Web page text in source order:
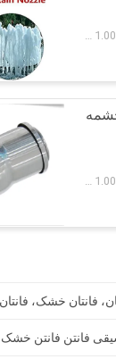
USD 1.00 - USD 12.00 / PCS MOQ:1 عدد
USD 1.00 - USD 36.00 / PCS MOQ:1 عدد
فانتان خشک،
فانتن فانتن